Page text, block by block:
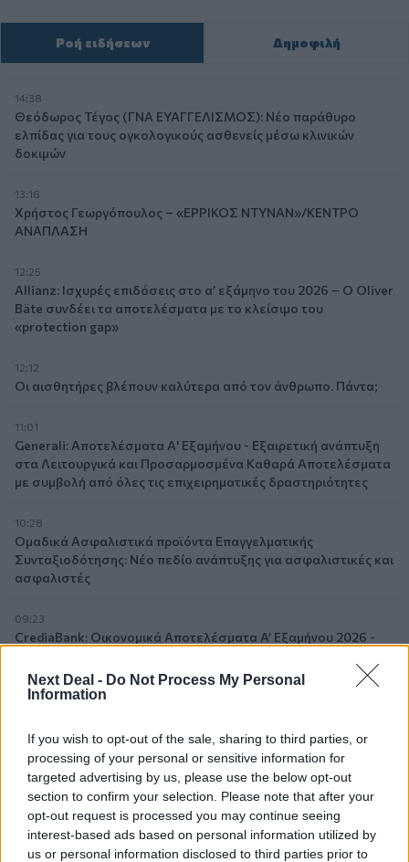
Next Deal - Do Not Process My Personal
Information
If you wish to opt-out of the sale, sharing to third parties, or
processing of your personal or sensitive information for
targeted advertising by us, please use the below opt-out
section to confirm your selection. Please note that after your
opt-out request is processed you may continue seeing
interest-based ads based on personal information utilized by
us or personal information disclosed to third parties prior to
Ροή ειδήσεων Δημοφιλή
14:38
Θεόδωρος Τέγος (ΓΝΑ ΕΥΑΓΓΕΛΙΣΜΟΣ): Νέο παράθυρο
ελπίδας για τους ογκολογικούς ασθενείς μέσω κλινικών
δοκιμών
13:16
Χρήστος Γεωργόπουλος – «ΕΡΡΙΚΟΣ ΝΤΥΝΑΝ»/ΚΕΝΤΡΟ
ΑΝΑΠΛΑΣΗ
12:25
Allianz: Ισχυρές επιδόσεις στο α’ εξάμηνο του 2026 – Ο Oliver
Bäte συνδέει τα αποτελέσματα με το κλείσιμο του
«protection gap»
12:12
Οι αισθητήρες βλέπουν καλύτερα από τον άνθρωπο. Πάντα;
11:01
Generali: Αποτελέσματα Α' Εξαμήνου - Εξαιρετική ανάπτυξη
στα Λειτουργικά και Προσαρμοσμένα Καθαρά Αποτελέσματα
με συμβολή από όλες τις επιχειρηματικές δραστηριότητες
10:28
Ομαδικά Ασφαλιστικά προϊόντα Επαγγελματικής
Συνταξιοδότησης: Νέο πεδίο ανάπτυξης για ασφαλιστικές και
ασφαλιστές
09:23
CrediaBank: Οικονομικά Αποτελέσματα A’ Εξαμήνου 2026 -
08:45
κερδοφορίας των τραπεζών, η δυναμική επιστροφή της
Metlen, μεγαλώνει ταχύτατα η CrediaBank
06.08.2026 - 22:39
10.000 φορές η διεθνής επιστημονική κοινότητα παρέπεμψε
στο έργο του – Ποιος είναι ο Έλληνας χειρουργός Χρήστος
Κοντοβουνήσιος